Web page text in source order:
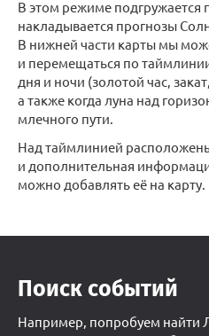
В этом режиме подгружается
накладывается прогнозы
В нижней части карты мы
и перемещаться по
дня и ночи (золотой час,
а также когда луна над
млечного пути.
Над таймлинией
и дополнительная
можно добавлять её на карту.
Поиск событий
Например, попробуем найти